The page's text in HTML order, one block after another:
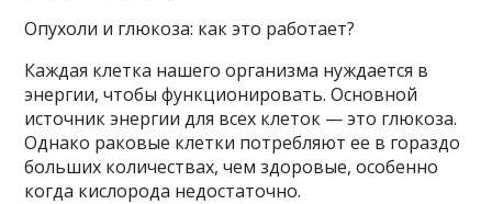
Опухоли и глюкоза: как это работает?
Каждая клетка нашего организма нуждается в
энергии, чтобы функционировать. Основной
источник энергии для всех клеток — это глюкоза.
Однако раковые клетки потребляют ее в гораздо
больших количествах, чем здоровые, особенно
когда кислорода недостаточно.